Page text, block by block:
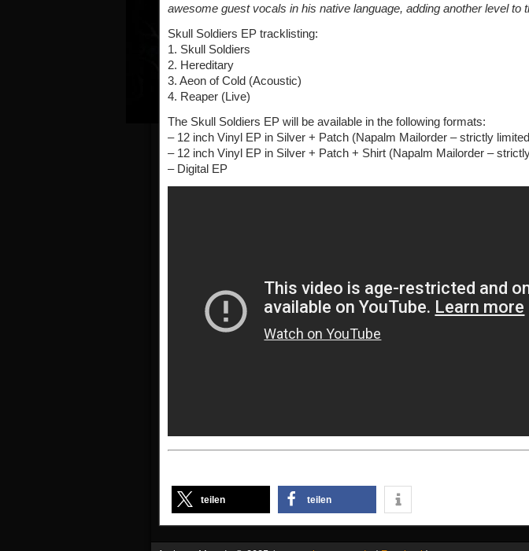
awesome guest vocals in his native language, adding another level to
Skull Soldiers EP tracklisting:
1. Skull Soldiers
2. Hereditary
3. Aeon of Cold (Acoustic)
4. Reaper (Live)
The Skull Soldiers EP will be available in the following formats:
– 12 inch Vinyl EP in Silver + Patch (Napalm Mailorder – strictly
– 12 inch Vinyl EP in Silver + Patch + Shirt (Napalm Mailorder –
– Digital EP
teilen teilen